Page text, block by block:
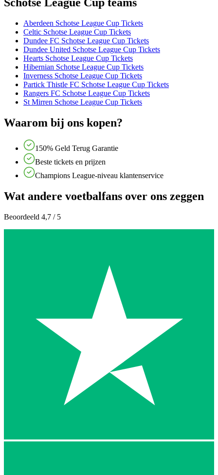
Schotse League Cup teams
Aberdeen Schotse League Cup Tickets
Celtic Schotse League Cup Tickets
Dundee FC Schotse League Cup Tickets
Dundee United Schotse League Cup Tickets
Hearts Schotse League Cup Tickets
Hibernian Schotse League Cup Tickets
Inverness Schotse League Cup Tickets
Partick Thistle FC Schotse League Cup Tickets
Rangers FC Schotse League Cup Tickets
St Mirren Schotse League Cup Tickets
Waarom bij ons kopen?
150% Geld Terug Garantie
Beste tickets en prijzen
Champions League-niveau klantenservice
Wat andere voetbalfans over ons zeggen
Beoordeeld 4,7 / 5